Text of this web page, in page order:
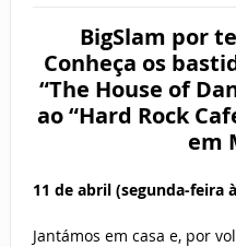
BigSlam por
Conheça os
“The House of
ao “Hard Rock
em
11 de abril (segunda-feira
Jantámos em casa e, por